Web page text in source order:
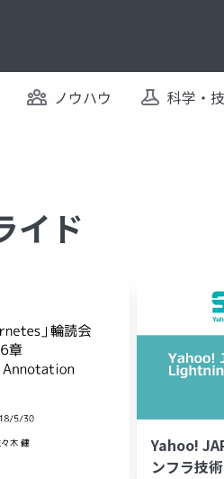
ノウハウ 科学・
イド
Yahoo!
ンフラ技